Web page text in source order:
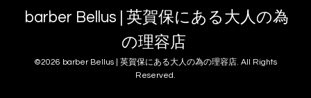
barber Bellus | 英賀保にある大人の為
の理容店
©2026 barber Bellus | 英賀保にある大人の為の理容店. All Rights
Reserved.